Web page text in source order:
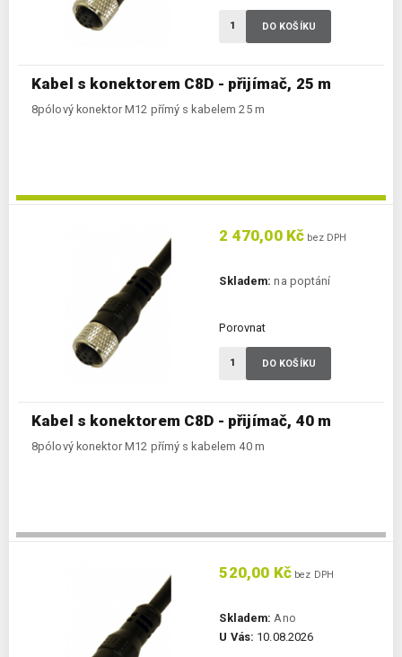
Kabel s konektorem C8D - přijímač, 25 m
8pólový konektor M12 přímý s kabelem 25 m
DO KOŠÍKU
Kabel s konektorem C8D - přijímač, 40 m
8pólový konektor M12 přímý s kabelem 40 m
2 470,00 Kč bez DPH
Skladem: na poptání
Porovnat
DO KOŠÍKU
520,00 Kč bez DPH
Skladem: Ano
U Vás: 10.08.2026